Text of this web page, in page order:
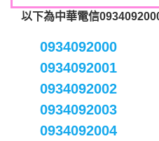
以下為中華電信
0934092000
0934092001
0934092002
0934092003
0934092004